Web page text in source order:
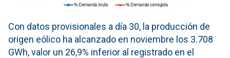
Con datos provisionales a día 30, la producción de
origen eólico ha alcanzado en noviembre los 3.708
GWh, valor un 26,9% inferior al registrado en el